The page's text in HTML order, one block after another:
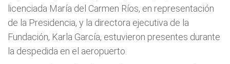
licenciada María del Carmen Ríos, en representación
de la Presidencia, y la directora ejecutiva de la
Fundación, Karla García, estuvieron presentes durante
la despedida en el aeropuerto.